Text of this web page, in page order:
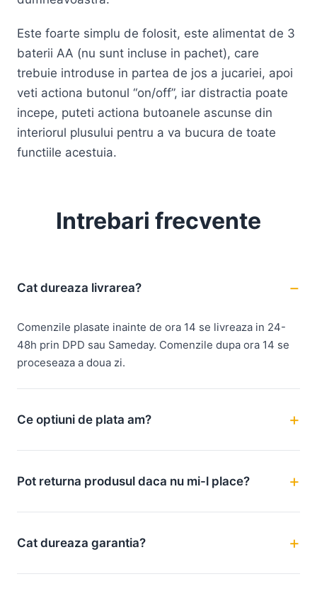
Este foarte simplu de folosit, este alimentat de 3
baterii AA (nu sunt incluse in pachet), care
trebuie introduse in partea de jos a jucariei, apoi
veti actiona butonul “on/off”, iar distractia poate
incepe, puteti actiona butoanele ascunse din
interiorul plusului pentru a va bucura de toate
functiile acestuia.
Intrebari frecvente
Cat dureaza livrarea?
Comenzile plasate inainte de ora 14 se livreaza in 24-
48h prin DPD sau Sameday. Comenzile dupa ora 14 se
proceseaza a doua zi.
Ce optiuni de plata am?
Pot returna produsul daca nu mi-l place?
Cat dureaza garantia?